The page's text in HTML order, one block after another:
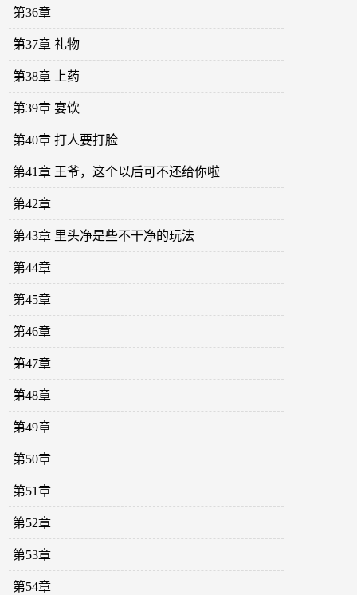
第36章
第37章 礼物
第38章 上药
第39章 宴饮
第40章 打人要打脸
第41章 王爷，这个以后可不还给你啦
第42章
第43章 里头净是些不干净的玩法
第44章
第45章
第46章
第47章
第48章
第49章
第50章
第51章
第52章
第53章
第54章